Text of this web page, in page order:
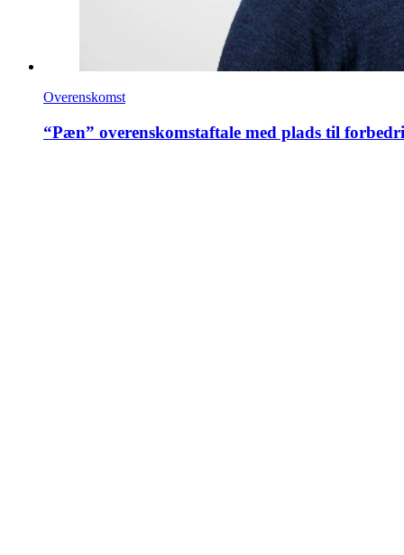
Overenskomst
“Pæn” overenskomstaftale med plads til